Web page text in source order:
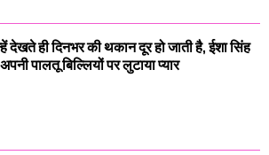
देखते ही दिनभर की थकान दूर हो जाती है, ईशा सिंह
पालतू बिल्लियों पर लुटाया प्यार